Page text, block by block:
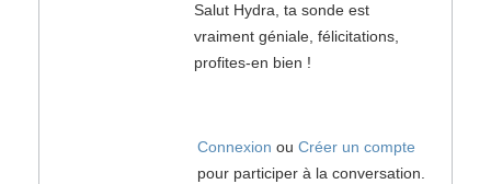
Salut Hydra, ta sonde est
vraiment géniale, félicitations,
profites-en bien !
Connexion ou Créer un compte
pour participer à la conversation.